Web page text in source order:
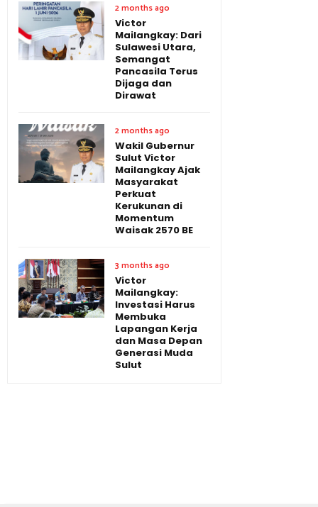
2 months ago
Victor
Mailangkay: Dari
Sulawesi Utara,
Semangat
Pancasila Terus
Dijaga dan
Dirawat
2 months ago
Wakil Gubernur
Sulut Victor
Mailangkay Ajak
Masyarakat
Perkuat
Kerukunan di
Momentum
Waisak 2570 BE
3 months ago
Victor
Mailangkay:
Investasi Harus
Membuka
Lapangan Kerja
dan Masa Depan
Generasi Muda
Sulut